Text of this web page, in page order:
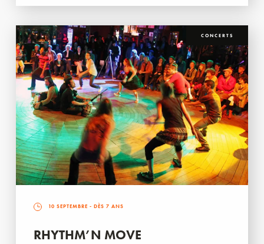
CONCERTS
10 SEPTEMBRE - DÈS 7 ANS
RHYTHM’N MOVE